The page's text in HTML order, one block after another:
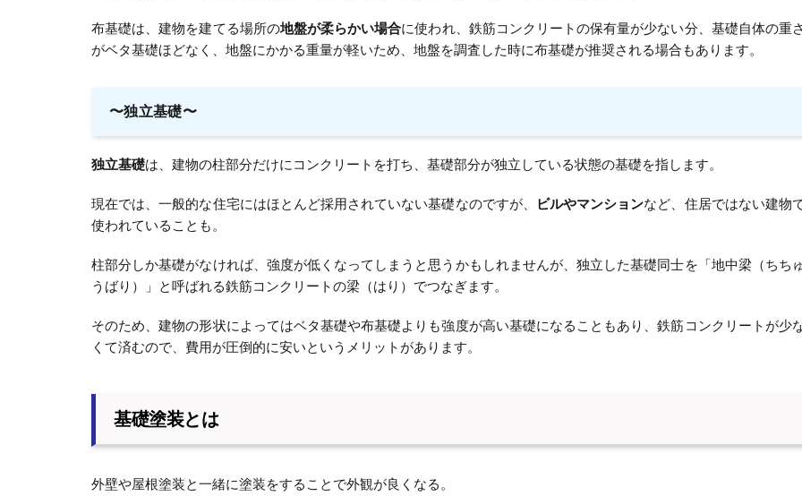
布基礎は、建物を建てる場所の地盤が柔らかい場合に使われ、鉄筋コンクリートの保有量が少ない分、基礎自体の重さ
がベタ基礎ほどなく、地盤にかかる重量が軽いため、地盤を調査した時に布基礎が推奨される場合もあります。
〜独立基礎〜
独立基礎は、建物の柱部分だけにコンクリートを打ち、基礎部分が独立している状態の基礎を指します。
現在では、一般的な住宅にはほとんど採用されていない基礎なのですが、 ビルやマンションなど、住居ではない建物
使われていることも。
柱部分しか基礎がなければ、強度が低くなってしまうと思うかもしれませんが、独立した基礎同士を「地中梁（ちち
うばり）」と呼ばれる鉄筋コンクリートの梁（はり）でつなぎます。
そのため、建物の形状によってはベタ基礎や布基礎よりも強度が高い基礎になることもあり、鉄筋コンクリートが少
くて済むので、費用が圧倒的に安いというメリットがあります。
基礎塗装とは
外壁や屋根塗装と一緒に塗装をすることで外観が良くなる。